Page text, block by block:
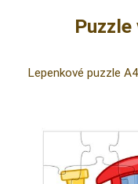
Lepenkové puzzle A4